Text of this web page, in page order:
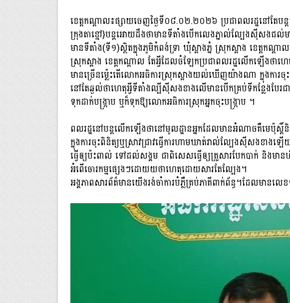
ខេត្តកណ្តាល៖ផ្សាយចេញថ្ងៃទី០៨.០២.២០២៦ ប្រជាពលរដ្ឋនៅតែបន្
ក្រុងតាខ្មៅ}បន្តអោយដឹងថាមានទីតាំងបើកលេងភ្នាល់ល្បែងសុីសងជ
មានទីតាំង(ទី១)ស្ថិតក្នុងភូមិកំពង់ទ្រា ឃុំស្អាងភ្នំ ស្រុកស្អាង ខេត្តកណ្
ស្រុកស្អាង ខេត្តកណ្ដាល តែអ្វីដែលចំឡែកប្រជាពលរដ្ឋលើកឡើងថា
មានច្រើនម្ល៉េះតើលោកអធិការស្រុកស្អាងយល់ឃើញយ៉ាងណា ក្នុងការចុ
នៅតែឆ្ងល់ថាហេតុអ្វីទីតាំងល្បីស៊ីសងខាងលើមានបើកគ្រប់ទីកន្លែងបែរជ
ទុកដាក់បង្ក្រាប ឬក៏ទុកឱ្យលោកអធិការស្រុកអ្នកចុះបង្ក្រាប ។
ពលរដ្ឋនៅបន្តលើកឡើងថានៅមូលដ្ឋានអ្នកដែលមានអំណាចគឺមេប៉ុស្
ក្នុងការចុះពិនិត្យឬស្រាវជ្រាវធ្វើការហាមឃាត់រាល់ល្បែងស៊ីសងខាង
ធ្វើឲ្យប៉ះពាល់ ទៅដល់សង្គម ជាពិសេសធ្វើឲ្យគ្រួសារបែកបាក់ និងមានហិង្
អំពើចោរកម្មផ្សេងៗដោយយថាហេតុដោយសារតែល្បែង។
អង្គភាពសារព័ត៌មានយើងរង់ចាំការបំភ្លឺគ្រប់ភាគីពាក់ព័ន្ធ។ដែលមានល